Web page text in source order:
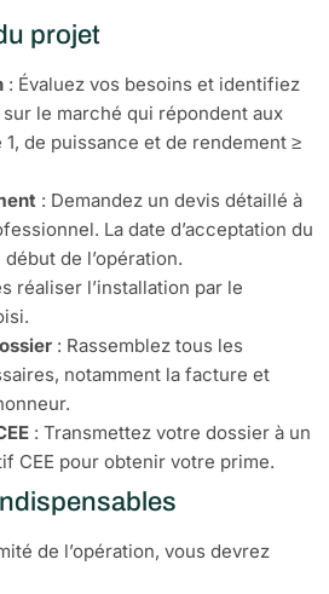
projet
: Évaluez vos besoins et identifiez
sur le marché qui répondent aux
de puissance et de rendement ≥
: Demandez un devis détaillé à
La date d’acceptation du
de l’opération.
réaliser l’installation par le
: Rassemblez tous les
notamment la facture et
: Transmettez votre dossier à un
CEE pour obtenir votre prime.
de l’opération, vous devrez